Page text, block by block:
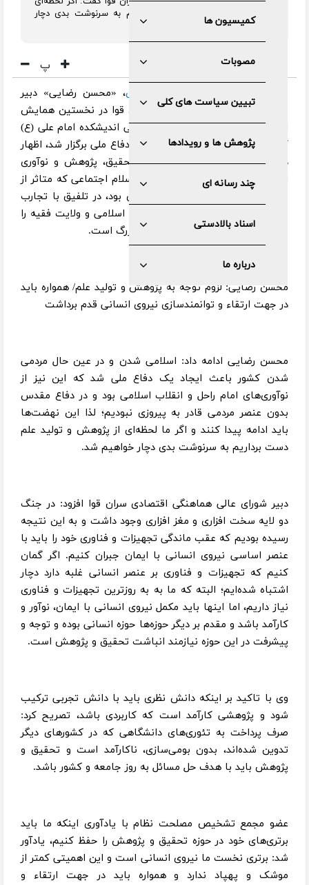
کمیسیون ها
مصوبات
تبیین سیاست های کلی
پژوهش ها و رویدادها
چند رسانه ای
اسناد بالادستی
درباره ما
از پژوهش و تولید علم دست برداریم به سرنوشت بدی دچار
خواهیم شد.
پ
دفاع‌پرس، «محسن رضایی» دبیر
شورای عالی هماهنگی اقتصادی سران قوا در نخستین همایش
اساتید و پژوهشگران طرح‌های پژوهشی اندیشکده امام علی (ع)
که عصر امروز (سه شنبه) در دانشگاه دفاع ملی برگزار شد، اظهار
داشت: انقلاب اسلامی حاصل یک تحقیق، پژوهش و نوآوری
است و اعتقاد متمایز امام راحل به اسلام اجتماعی که متاثر از
شاگردی در محضر آیت الله شاه آبادی بود، در تلفیق با تجارب
مشروطه و پانزده خرداد، ایده جمهوری اسلامی و ولایت فقیه را
بوجود آورد که این یک کار پژوهشی بزرگ است.
محسن رضایی: لزوم توجه به پژوهش و تولید علم/ همواره باید
در جهت ارتقاء و توانمندسازی نیروی انسانی قدم برداشت
محسن رضایی ادامه داد: اسلامی شدن و در عین حال مردمی
شدن کشور باعث ایجاد یک دفاع ملی شد که این نیز از
نوآوری‌های امام راحل و انقلاب اسلامی بود و در دفاع مقدس
بدون عنصر مردمی قادر به پیروزی نبودیم؛ لذا این نهضت‌ها
باید ادامه پیدا کنند و اگر ما لحظه‌ای از پژوهش و تولید علم
دست برداریم به سرنوشت بدی دچار خواهیم شد.
دبیر شورای عالی هماهنگی اقتصادی سران قوا افزود: در جنگ
دو لایه سخت افزاری و مغز افزاری وجود داشت و به این نتیجه
رسیده بودیم که عقب ماندگی تجهیزات و فناوری خود را باید با
عنصر اساسی نیروی انسانی با ایمان جبران کنیم. اگر گمان
کنیم که تجهیزات و فناوری بر عنصر انسانی غلبه دارد دچار
اشتباه شده‌ایم؛ البته که ما به به روزترین تجهیزات و فناوری
نیاز داریم، اما اینها باید مکمل نیروی انسانی با ایمان، نوآور و
کارآمد باشد و مقدم بر دیگر حوزه‌ها حوزه انسانی بوده و توجه و
پیشرفت در این حوزه نیازمند انباشت تحقیق و پژوهش است.
وی با تاکید بر اینکه دانش نظری باید با دانش تجربی ترکیب
شود و پژوهشی کارآمد است که کاربردی باشد، تصریح کرد:
صرف پرداخت به تئوری‌های دانشگاهی که در کشور‌های دیگر
تدوین شده‌اند، بدون بومی‌سازی، ناکارآمد است و تحقیق و
پژوهش باید با هدف حل مسائل به روز جامعه و کشور باشد.
عضو مجمع تشخیص مصلحت نظام با یادآوری اینکه ما باید
برتری‌های خود در حوزه تحقیق و پژوهش را حفظ کنیم، یادآور
شد: برتری نخست ما نیروی انسانی است و این اهمیتی کمتر از
موشک و پهپاد ندارد و همواره باید در جهت ارتقاء و